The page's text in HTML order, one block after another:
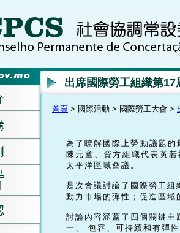
出席國際勞工組織第
首頁 > 國際活動 > 國際勞工大會 >
為了瞭解國際上勞動議題
陳元童、資方組織代表黃
太平洋區域會議。
是次會議討論了國際勞工
動力市場的彈性；促進區
討論內容涵蓋了四個關鍵主
一、 包容、可持續和有彈